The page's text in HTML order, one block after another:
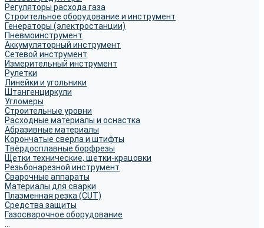
Регуляторы расхода газа
Строительное оборудование и инструмент
Генераторы (электростанции)
Пневмоинструмент
Аккумуляторный инструмент
Сетевой инструмент
Измерительный инструмент
Рулетки
Линейки и угольники
Штангенциркули
Угломеры
Строительные уровни
Расходные материалы и оснастка
Абразивные материалы
Корончатые сверла и штифты
Твёрдосплавные борфрезы
Щетки технические, щетки-крацовки
Резьбонарезной инструмент
Сварочные аппараты
Материалы для сварки
Плазменная резка (CUT)
Средства защиты
Газосварочное оборудование